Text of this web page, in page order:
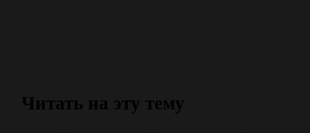
Читать на эту тему